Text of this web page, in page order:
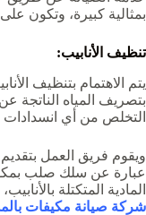
بمثالية كبيرة، وتكون على
تنظيف الأنابيب:
يتم الاهتمام بتنظيف
بتصريف المياه الناتجة
التخلص من أي انسدادات
ويقوم فريق العمل
عبارة عن سلك صلب
المادية المتكتلة
شركة صيانة مكيفات